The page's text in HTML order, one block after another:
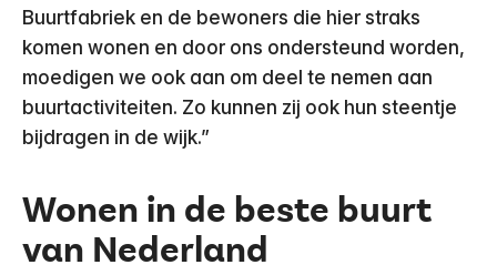
Buurtfabriek en de bewoners die hier straks
komen wonen en door ons ondersteund worden,
moedigen we ook aan om deel te nemen aan
buurtactiviteiten. Zo kunnen zij ook hun steentje
bijdragen in de wijk.”
Wonen in de beste buurt
van Nederland